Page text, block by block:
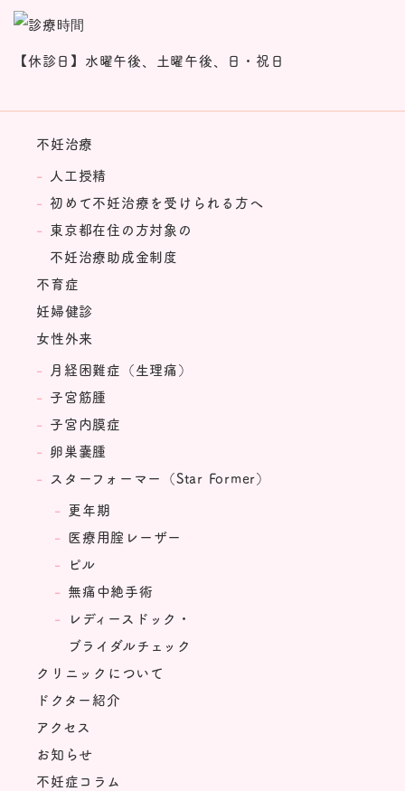
【休診日】水曜午後、土曜午後、日・祝日
不妊治療
人工授精
初めて不妊治療を受けられる方へ
東京都在住の方対象の
不妊治療助成金制度
不育症
妊婦健診
女性外来
月経困難症（生理痛）
子宮筋腫
子宮内膜症
卵巣嚢腫
スターフォーマー（Star Former）
更年期
医療用腟レーザー
ピル
無痛中絶手術
レディースドック・
ブライダルチェック
クリニックについて
ドクター紹介
アクセス
お知らせ
不妊症コラム